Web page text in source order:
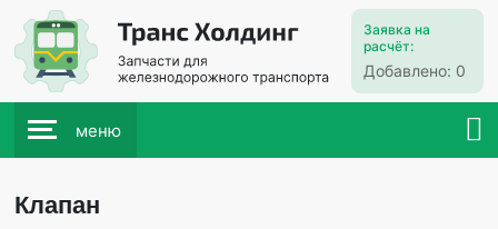
Заявка на
расчёт:
Добавлено: 0
меню
Клапан